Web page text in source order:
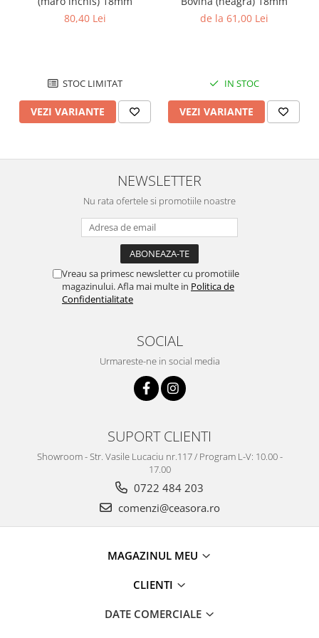
Chei Pendula
Cutii Pastrare Ceasuri
Dispozitive Bratari si Curele
Dispozitive Capace Ceas
Suporti de Lucru
Surubelnite fine
80,40 Lei
STOC LIMITAT
VEZI VARIANTE
de la 61,00 Lei
IN STOC
VEZI VARIANTE
NEWSLETTER
Nu rata ofertele si promotiile noastre
Vreau sa primesc newsletter cu promotiile
magazinului. Afla mai multe in Politica de
Confidentialitate
SOCIAL
Urmareste-ne in social media
SUPORT CLIENTI
Showroom - Str. Vasile Lucaciu nr.117 / Program L-V: 10.00 -
17.00
0722 484 203
comenzi@ceasora.ro
MAGAZINUL MEU
CLIENTI
DATE COMERCIALE